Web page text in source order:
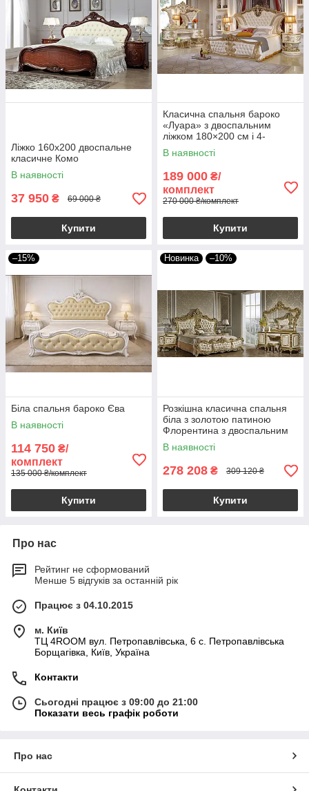
Ліжко 160х200 двоспальне
класичне Комо
В наявності
37 950 ₴ 69 000 ₴
Купити
Класична спальня бароко
«Луара» з двоспальним
ліжком 180×200 см і 4-
дверною шафою
В наявності
189 000 ₴/
комплект
270 000 ₴/комплект
Купити
–15%
Біла спальня бароко Єва
В наявності
114 750 ₴/
комплект
135 000 ₴/комплект
Купити
Новинка –10%
Розкішна класична спальня
біла з золотою патиною
Флорентина з двоспальним
ліжком, шафою 6Д,
туалетним столиком і
дзеркалом
В наявності
278 208 ₴ 309 120 ₴
Купити
Про нас
Рейтинг не сформований
Менше 5 відгуків за останній рік
Працює з 04.10.2015
м. Київ
ТЦ 4ROOM вул. Петропавлівська, 6 с. Петропавлівська
Борщагівка, Київ, Україна
Контакти
Сьогодні працює з 09:00 до 21:00
Показати весь графік роботи
Про нас